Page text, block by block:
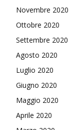
Novembre 2020
Ottobre 2020
Settembre 2020
Agosto 2020
Luglio 2020
Giugno 2020
Maggio 2020
Aprile 2020